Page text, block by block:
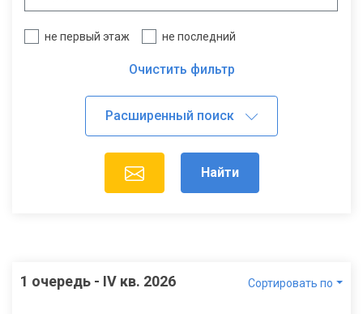
не первый этаж не последний
Очистить фильтр
Найти
1 очередь - IV кв. 2026 Сортировать по